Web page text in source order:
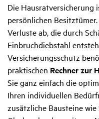
Die Hausratversicherung
persönlichen
Verluste ab, die durch
Einbruchdiebstahl
Versicherungsschutz
praktischen Rechner zur
Sie ganz einfach die
Ihren individuellen
zusätzliche Bausteine